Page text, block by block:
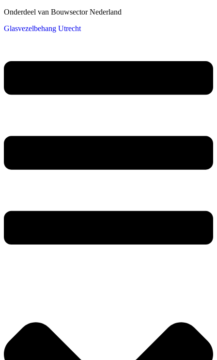
Onderdeel van Bouwsector Nederland
Glasvezelbehang Utrecht